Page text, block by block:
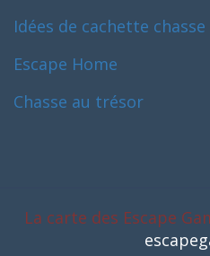
Idées de cachette
Escape Home
Chasse au trésor
La carte des Escape